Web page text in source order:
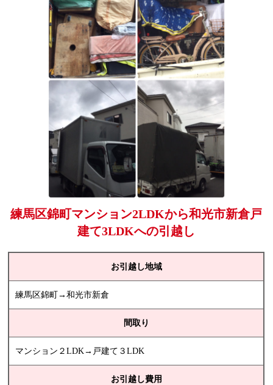
練馬区錦町マンション2LDKから和光市新倉戸
建て3LDKへの引越し
お引越し地域
練馬区錦町→和光市新倉
間取り
マンション２LDK→戸建て３LDK
お引越し費用